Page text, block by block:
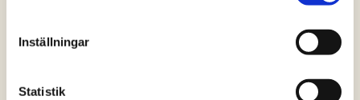
Inställningar
Statistik